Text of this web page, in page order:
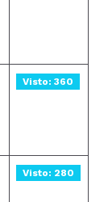
Visto: 360
Visto: 280